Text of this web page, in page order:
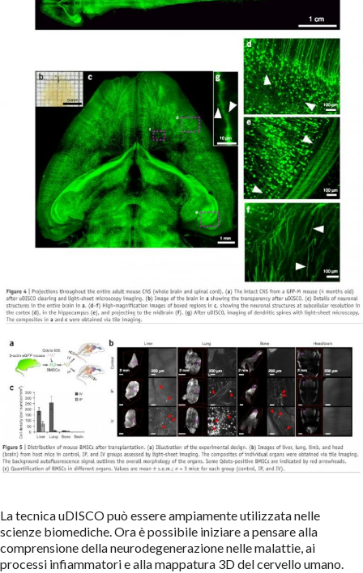
La tecnica uDISCO può essere ampiamente utilizzata nelle
scienze biomediche. Ora è possibile iniziare a pensare alla
comprensione della neurodegenerazione nelle malattie, ai
processi infiammatori e alla mappatura 3D del cervello umano.